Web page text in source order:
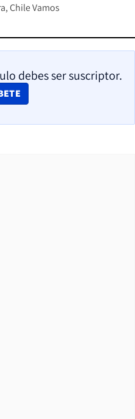
Chile Vamos
debes ser suscriptor.
NEW WINDOW